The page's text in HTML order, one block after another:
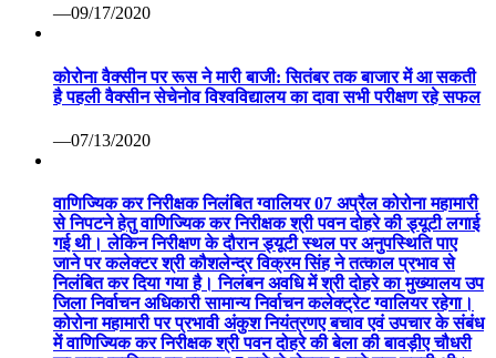
—09/17/2020
कोरोना वैक्सीन पर रूस ने मारी बाजी: सितंबर तक बाजार में आ सकती
है पहली वैक्सीन सेचेनोव विश्वविद्यालय का दावा सभी परीक्षण रहे सफल
—07/13/2020
वाणिज्यिक कर निरीक्षक निलंबित ग्वालियर 07 अप्रैल कोरोना महामारी
से निपटने हेतु वाणिज्यिक कर निरीक्षक श्री पवन दोहरे की ड्यूटी लगाई
गई थी। लेकिन निरीक्षण के दौरान ड्यूटी स्थल पर अनुपस्थिति पाए
जाने पर कलेक्टर श्री कौशलेन्द्र विक्रम सिंह ने तत्काल प्रभाव से
निलंबित कर दिया गया है। निलंबन अवधि में श्री दोहरे का मुख्यालय उप
जिला निर्वाचन अधिकारी सामान्य निर्वाचन कलेक्ट्रेट ग्वालियर रहेगा।
कोरोना महामारी पर प्रभावी अंकुश नियंत्रणए बचाव एवं उपचार के संबंध
में वाणिज्यिक कर निरीक्षक श्री पवन दोहरे की बेला की बावड़ीए चौधरी